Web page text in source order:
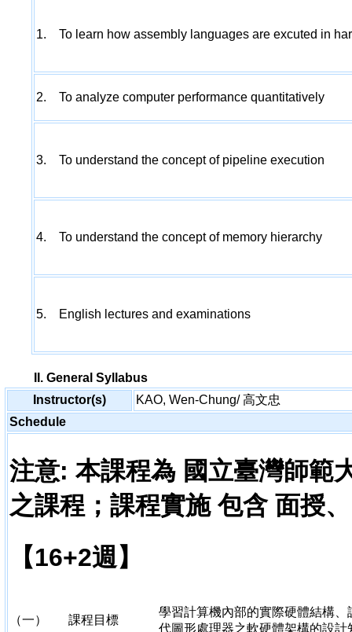
1. To learn how assembly languages are excuted in
2. To analyze computer performance quantitatively
3. To understand the concept of pipeline execution
4. To understand the concept of memory hierarchy
5. English lectures and examinations
II. General Syllabus
Instructor(s)
KAO, Wen-Chung/ 高文忠
Schedule
注意: 本課程為 國立臺灣師範
之課程；課程實施 包含 面授
【16+2週】
（一） 課程目標
學習計算機內部的實際硬體結構
代圖形處理器之軟硬體架構的設計